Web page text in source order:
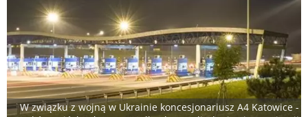
W związku z wojną w Ukrainie koncesjonariusz A4 Katowice -